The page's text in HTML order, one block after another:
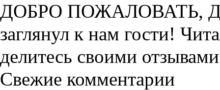
ДОБРО ПОЖАЛОВАТЬ,
заглянул к нам гости!
делитесь своими
Свежие комментарии